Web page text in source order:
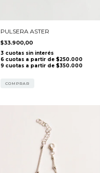
PULSERA ASTER
$33.900,00
COMPRAR